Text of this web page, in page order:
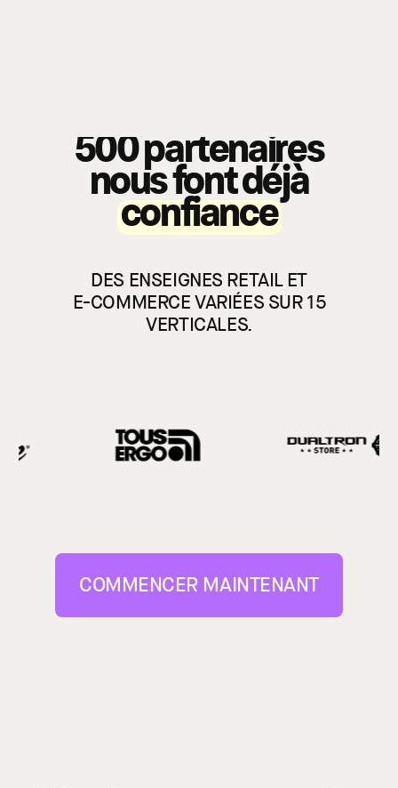
500 partenaires
nous font déjà
confiance
DES ENSEIGNES RETAIL ET
E-COMMERCE VARIÉES SUR 15
VERTICALES.
COMMENCER MAINTENANT